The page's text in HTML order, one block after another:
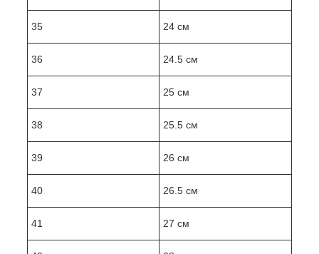
35 24 см
36 24.5 см
37 25 см
38 25.5 см
39 26 см
40 26.5 см
41 27 см